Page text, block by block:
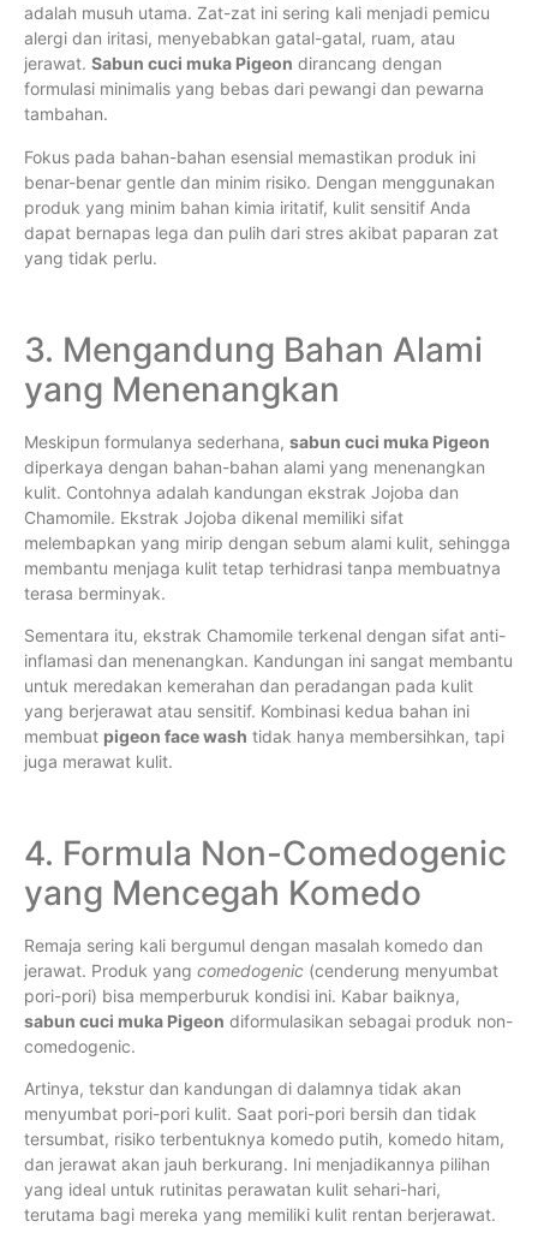
adalah musuh utama. Zat-zat ini sering kali menjadi pemicu
alergi dan iritasi, menyebabkan gatal-gatal, ruam, atau
jerawat. Sabun cuci muka Pigeon dirancang dengan
formulasi minimalis yang bebas dari pewangi dan pewarna
tambahan.
Fokus pada bahan-bahan esensial memastikan produk ini
benar-benar gentle dan minim risiko. Dengan menggunakan
produk yang minim bahan kimia iritatif, kulit sensitif Anda
dapat bernapas lega dan pulih dari stres akibat paparan zat
yang tidak perlu.
3. Mengandung Bahan Alami
yang Menenangkan
Meskipun formulanya sederhana, sabun cuci muka Pigeon
diperkaya dengan bahan-bahan alami yang menenangkan
kulit. Contohnya adalah kandungan ekstrak Jojoba dan
Chamomile. Ekstrak Jojoba dikenal memiliki sifat
melembapkan yang mirip dengan sebum alami kulit, sehingga
membantu menjaga kulit tetap terhidrasi tanpa membuatnya
terasa berminyak.
Sementara itu, ekstrak Chamomile terkenal dengan sifat anti-
inflamasi dan menenangkan. Kandungan ini sangat membantu
untuk meredakan kemerahan dan peradangan pada kulit
yang berjerawat atau sensitif. Kombinasi kedua bahan ini
membuat pigeon face wash tidak hanya membersihkan, tapi
juga merawat kulit.
4. Formula Non-Comedogenic
yang Mencegah Komedo
Remaja sering kali bergumul dengan masalah komedo dan
jerawat. Produk yang comedogenic (cenderung menyumbat
pori-pori) bisa memperburuk kondisi ini. Kabar baiknya,
sabun cuci muka Pigeon diformulasikan sebagai produk non-
comedogenic.
Artinya, tekstur dan kandungan di dalamnya tidak akan
menyumbat pori-pori kulit. Saat pori-pori bersih dan tidak
tersumbat, risiko terbentuknya komedo putih, komedo hitam,
dan jerawat akan jauh berkurang. Ini menjadikannya pilihan
yang ideal untuk rutinitas perawatan kulit sehari-hari,
terutama bagi mereka yang memiliki kulit rentan berjerawat.